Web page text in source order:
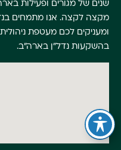
שנים של מגורים ופעילות
מקצה לקצה. אנו מתמחים
ומעניקים לכם מעטפת
בהשקעות נדל"ן בארה"ב.